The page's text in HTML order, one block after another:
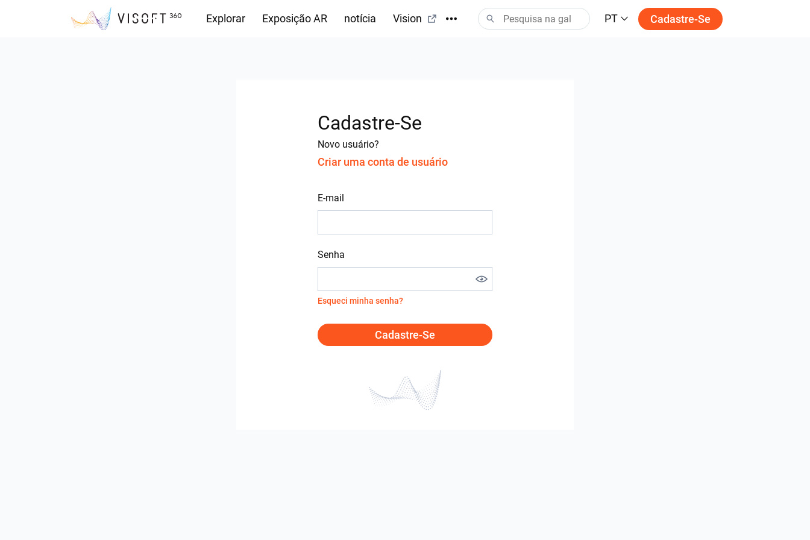
Explorar Exposição AR notícia Vision PT Cadastre-Se
Cadastre-Se
Novo usuário?
Criar uma conta de usuário
E-mail
Senha
Esqueci minha senha?
Cadastre-Se